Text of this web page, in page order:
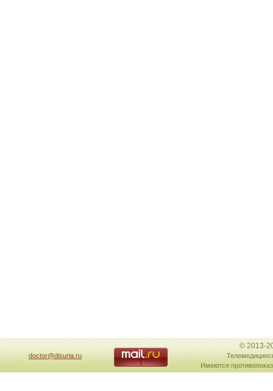
doctor@disuria.ru
© 2013-
Имеются